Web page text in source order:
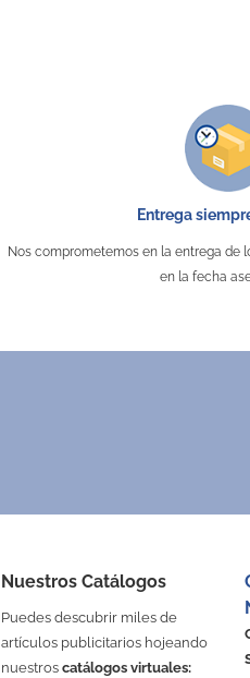
Entrega
Nos comprometemos en la entrega de
en la fecha
Nuestros Catálogos
Puedes descubrir miles de
artículos publicitarios hojeando
nuestros catálogos virtuales: